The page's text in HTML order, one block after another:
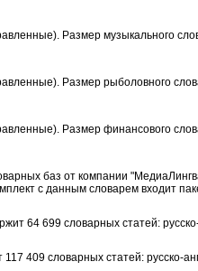
Размер музыкального
Размер рыболовного
Размер финансового
баз от компании
с данным словарем входит
64 699 словарных статей:
409 словарных статей: русско-